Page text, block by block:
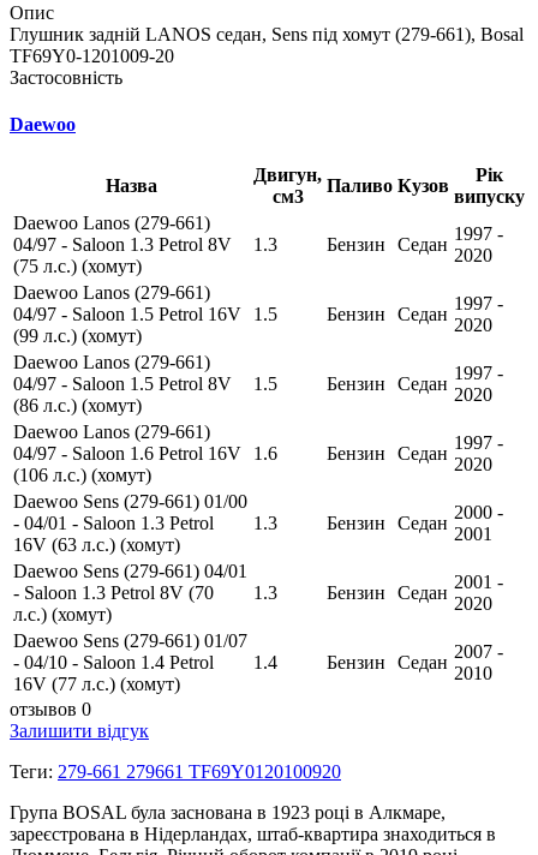
Опис
Глушник задній LANOS седан, Sens під хомут (279-661), Bosal
TF69Y0-1201009-20
Застосовність
Daewoo
Назва
Двигун,
см3
Паливо Кузов
Рік
випуску
Daewoo Lanos (279-661)
04/97 - Saloon 1.3 Petrol 8V
(75 л.с.) (хомут)
1.3 Бензин Седан
1997 -
2020
Daewoo Lanos (279-661)
04/97 - Saloon 1.5 Petrol 16V
(99 л.с.) (хомут)
1.5 Бензин Седан
1997 -
2020
Daewoo Lanos (279-661)
04/97 - Saloon 1.5 Petrol 8V
(86 л.с.) (хомут)
1.5 Бензин Седан
1997 -
2020
Daewoo Lanos (279-661)
04/97 - Saloon 1.6 Petrol 16V
(106 л.с.) (хомут)
1.6 Бензин Седан
1997 -
2020
Daewoo Sens (279-661) 01/00
- 04/01 - Saloon 1.3 Petrol
16V (63 л.с.) (хомут)
1.3 Бензин Седан
2000 -
2001
Daewoo Sens (279-661) 04/01
- Saloon 1.3 Petrol 8V (70
л.с.) (хомут)
1.3 Бензин Седан
2001 -
2020
Daewoo Sens (279-661) 01/07
- 04/10 - Saloon 1.4 Petrol
16V (77 л.с.) (хомут)
1.4 Бензин Седан
2007 -
2010
отзывов 0
Залишити відгук
Теги: 279-661 279661 TF69Y0120100920
Група BOSAL була заснована в 1923 році в Алкмаре,
зареєстрована в Нідерландах, штаб-квартира знаходиться в